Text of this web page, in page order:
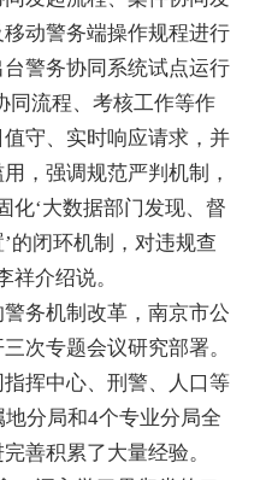
动警务端操作规程进行
警务协同系统试点运行
同流程、考核工作等作
守、实时响应请求，并
，强调规范严判机制，
化‘大数据部门发现、督
的闭环机制，对违规查
祥介绍说。
务机制改革，南京市公
次专题会议研究部署。
挥中心、刑警、人口等
分局和4个专业分局全
善积累了大量经验。